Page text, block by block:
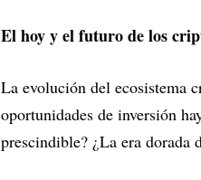
El hoy y el futuro de los
La evolución del ecosistema
oportunidades de inversión
prescindible? ¿La era dorada